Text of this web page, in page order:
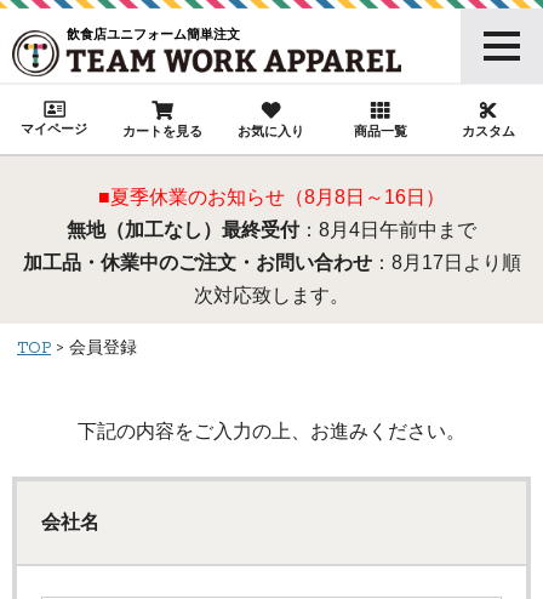
飲食店ユニフォーム簡単注文
マイページ カートを見る お気に入り 商品一覧 カスタム
■夏季休業のお知らせ（8月8日～16日）
無地（加工なし）最終受付：8月4日午前中まで
加工品・休業中のご注文・お問い合わせ：8月17日より順
次対応致します。
TOP 会員登録
下記の内容をご入力の上、お進みください。
会社名